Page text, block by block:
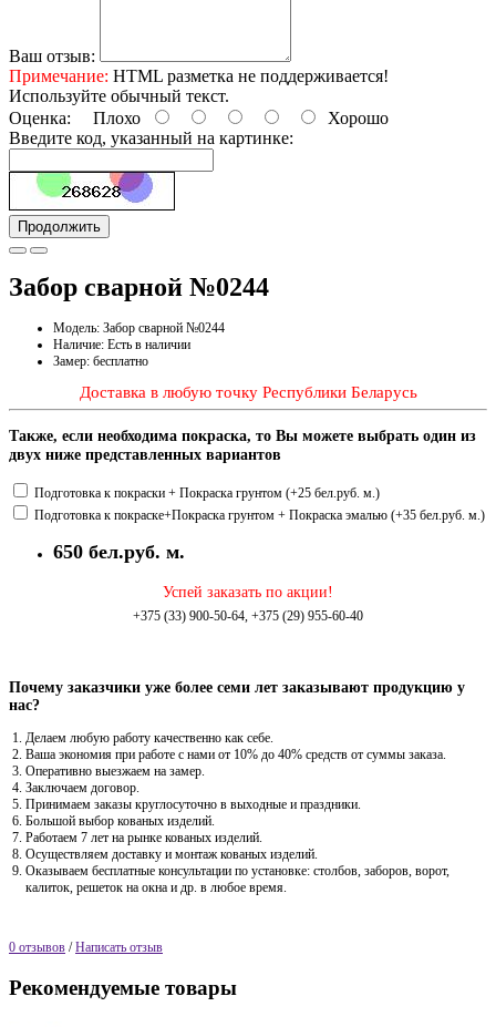
Ваш отзыв:
Примечание: HTML разметка не поддерживается!
Используйте обычный текст.
Оценка: Плохо
Хорошо
Введите код, указанный на картинке:
Продолжить
Забор сварной №0244
Модель: Забор сварной №0244
Наличие: Есть в наличии
Замер: бесплатно
Доставка в любую точку Республики Беларусь
Также, если необходима покраска, то Вы можете выбрать один из
двух ниже представленных вариантов
Подготовка к покраски + Покраска грунтом (+25 бел.руб. м.)
Подготовка к покраске+Покраска грунтом + Покраска эмалью (+35 бел.руб. м.)
650 бел.руб. м.
Успей заказать по акции!
+375 (33) 900-50-64, +375 (29) 955-60-40
Почему заказчики уже более семи лет заказывают продукцию у
нас?
Делаем любую работу качественно как себе.
Ваша экономия при работе с нами от 10% до 40% средств от суммы заказа.
Оперативно выезжаем на замер.
Заключаем договор.
Принимаем заказы круглосуточно в выходные и праздники.
Большой выбор кованых изделий.
Работаем 7 лет на рынке кованых изделий.
Осуществляем доставку и монтаж кованых изделий.
Оказываем бесплатные консультации по установке: столбов, заборов, ворот,
калиток, решеток на окна и др. в любое время.
0 отзывов /Написать отзыв
Рекомендуемые товары